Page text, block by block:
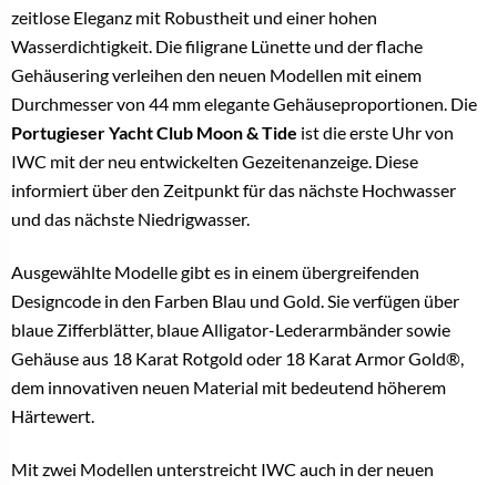
zeitlose Eleganz mit Robustheit und einer hohen
Wasserdichtigkeit. Die filigrane Lünette und der flache
Gehäusering verleihen den neuen Modellen mit einem
Durchmesser von 44 mm elegante Gehäuseproportionen. Die
Portugieser Yacht Club Moon & Tide ist die erste Uhr von
IWC mit der neu entwickelten Gezeitenanzeige. Diese
informiert über den Zeitpunkt für das nächste Hochwasser
und das nächste Niedrigwasser.
Ausgewählte Modelle gibt es in einem übergreifenden
Designcode in den Farben Blau und Gold. Sie verfügen über
blaue Zifferblätter, blaue Alligator-Lederarmbänder sowie
Gehäuse aus 18 Karat Rotgold oder 18 Karat Armor Gold®,
dem innovativen neuen Material mit bedeutend höherem
Härtewert.
Mit zwei Modellen unterstreicht IWC auch in der neuen